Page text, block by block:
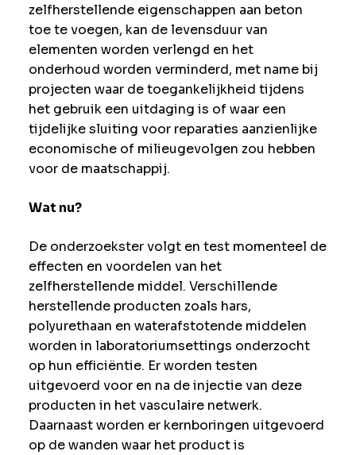
zelfherstellende eigenschappen aan beton
toe te voegen, kan de levensduur van
elementen worden verlengd en het
onderhoud worden verminderd, met name bij
projecten waar de toegankelijkheid tijdens
het gebruik een uitdaging is of waar een
tijdelijke sluiting voor reparaties aanzienlijke
economische of milieugevolgen zou hebben
voor de maatschappij.
Wat nu?
De onderzoekster volgt en test momenteel de
effecten en voordelen van het
zelfherstellende middel. Verschillende
herstellende producten zoals hars,
polyurethaan en waterafstotende middelen
worden in laboratoriumsettings onderzocht
op hun efficiëntie. Er worden testen
uitgevoerd voor en na de injectie van deze
producten in het vasculaire netwerk.
Daarnaast worden er kernboringen uitgevoerd
op de wanden waar het product is